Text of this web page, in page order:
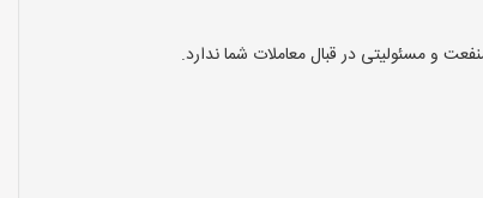
و مسئولیتی در قبال معاملات شما ندارد.